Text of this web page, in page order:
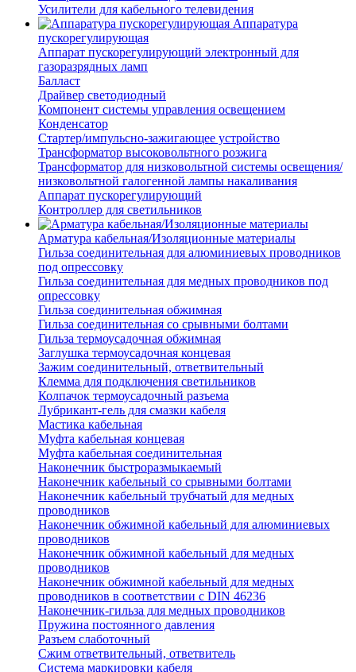
Усилители для кабельного телевидения
Аппаратура
пускорегулирующая
Аппарат пускорегулирующий электронный для
газоразрядных ламп
Балласт
Драйвер светодиодный
Компонент системы управления освещением
Конденсатор
Стартер/импульсно-зажигающее устройство
Трансформатор высоковольтного розжига
Трансформатор для низковольтной системы освещения/
низковольтной галогенной лампы накаливания
Аппарат пускорегулирующий
Контроллер для светильников
Арматура кабельная/Изоляционные материалы
Гильза соединительная для алюминиевых проводников
под опрессовку
Гильза соединительная для медных проводников под
опрессовку
Гильза соединительная обжимная
Гильза соединительная со срывными болтами
Гильза термоусадочная обжимная
Заглушка термоусадочная концевая
Зажим соединительный, ответвительный
Клемма для подключения светильников
Колпачок термоусадочный разъема
Лубрикант-гель для смазки кабеля
Мастика кабельная
Муфта кабельная концевая
Муфта кабельная соединительная
Наконечник быстроразмыкаемый
Наконечник кабельный со срывными болтами
Наконечник кабельный трубчатый для медных
проводников
Наконечник обжимной кабельный для алюминиевых
проводников
Наконечник обжимной кабельный для медных
проводников
Наконечник обжимной кабельный для медных
проводников в соответствии с DIN 46236
Наконечник-гильза для медных проводников
Пружина постоянного давления
Разъем слаботочный
Сжим ответвительный, ответвитель
Система маркировки кабеля